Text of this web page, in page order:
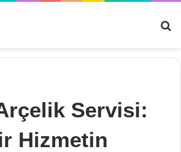
Servisi:
Hizmetin